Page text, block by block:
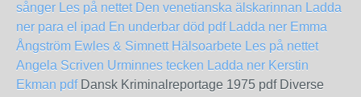
sånger Les på nettet Den venetianska älskarinnan Ladda
ner para el ipad En underbar död pdf Ladda ner Emma
Ångström Ewles & Simnett Hälsoarbete Les på nettet
Angela Scriven Urminnes tecken Ladda ner Kerstin
Ekman pdfDansk Kriminalreportage 1975 pdf Diverse